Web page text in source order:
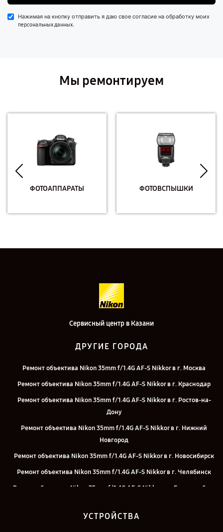
Нажимая на кнопку отправить я даю свое согласие на обработку моих
персональных данных.
Мы ремонтируем
ФОТОАППАРАТЫ ФОТОВСПЫШКИ
Сервисный центр в Казани
ДРУГИЕ ГОРОДА
Ремонт объектива Nikon 35mm f/1.4G AF-S Nikkor в г. Москва
Ремонт объектива Nikon 35mm f/1.4G AF-S Nikkor в г. Краснодар
Ремонт объектива Nikon 35mm f/1.4G AF-S Nikkor в г. Ростов-на-
Дону
Ремонт объектива Nikon 35mm f/1.4G AF-S Nikkor в г. Нижний
Новгород
Ремонт объектива Nikon 35mm f/1.4G AF-S Nikkor в г. Новосибирск
Ремонт объектива Nikon 35mm f/1.4G AF-S Nikkor в г. Челябинск
Ремонт объектива Nikon 35mm f/1.4G AF-S Nikkor в г. Екатеринбург
Петербург
УСТРОЙСТВА